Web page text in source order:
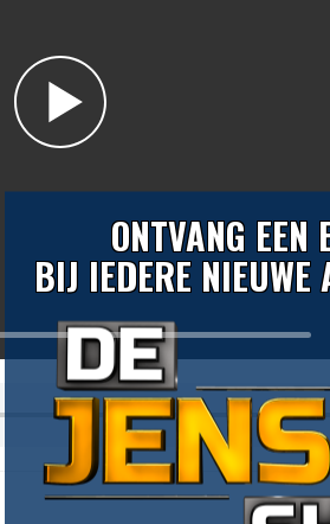
ONTVANG EEN
BIJ IEDERE NIEUWE